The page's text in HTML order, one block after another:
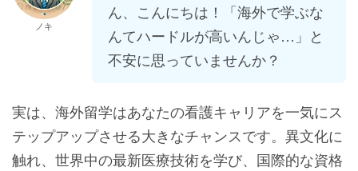
ノキ
ん、こんにちは！「海外で学ぶな
んてハードルが高いんじゃ…」と
不安に思っていませんか？
実は、海外留学はあなたの看護キャリアを一気にス
テップアップさせる大きなチャンスです。異文化に
触れ、世界中の最新医療技術を学び、国際的な資格